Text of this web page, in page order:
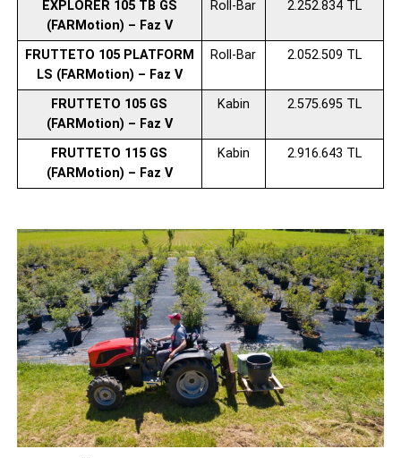
EXPLORER 105 TB GS
(FARMotion) – Faz V
Roll-Bar 2.252.834 TL
FRUTTETO 105 PLATFORM
LS (FARMotion) – Faz V
Roll-Bar 2.052.509 TL
FRUTTETO 105 GS
(FARMotion) – Faz V
Kabin 2.575.695 TL
FRUTTETO 115 GS
(FARMotion) – Faz V
Kabin 2.916.643 TL